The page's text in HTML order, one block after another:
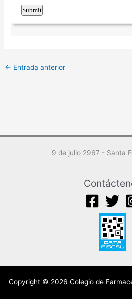
← Entrada anterior
9 de julio 2967 - Santa
Copyright © 2026 Colegio de